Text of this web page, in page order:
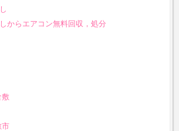
からエアコン無料回収，処分
敷
市